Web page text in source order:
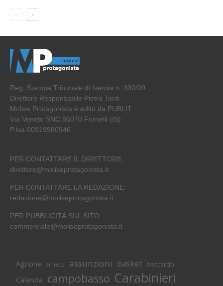
Reg. Stampa Tribunale di Isernia n. 300/09
Direttore Responsabile Pietro Tonti
Molise Protagonista è edito da PUBLIT
Via Veneto SNC 86070 Fornelli (IS)
P.Iva 00919980946
PER CONTATTARE IL DIRETTORE:
direttore@moliseprotagonista.it
PER CONTATTARE LA REDAZIONE:
redazione@moliseprotagonista.it
PER PUBBLICITÀ SUL SITO:
commerciale@moliseprotagonista.it
Agnone arresto assunzioni basket boccardo
Calenda campobasso Carabinieri